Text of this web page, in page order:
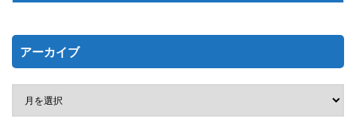
アーカイブ